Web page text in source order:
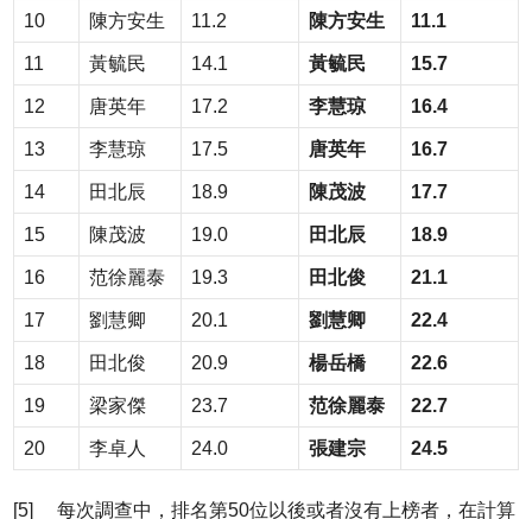
10 陳方安生 11.2 陳方安生 11.1
11 黃毓民 14.1 黃毓民 15.7
12 唐英年 17.2 李慧琼 16.4
13 李慧琼 17.5 唐英年 16.7
14 田北辰 18.9 陳茂波 17.7
15 陳茂波 19.0 田北辰 18.9
16 范徐麗泰 19.3 田北俊 21.1
17 劉慧卿 20.1 劉慧卿 22.4
18 田北俊 20.9 楊岳橋 22.6
19 梁家傑 23.7 范徐麗泰 22.7
20 李卓人 24.0 張建宗 24.5
[5] 每次調查中，排名第50位以後或者沒有上榜者，在計算